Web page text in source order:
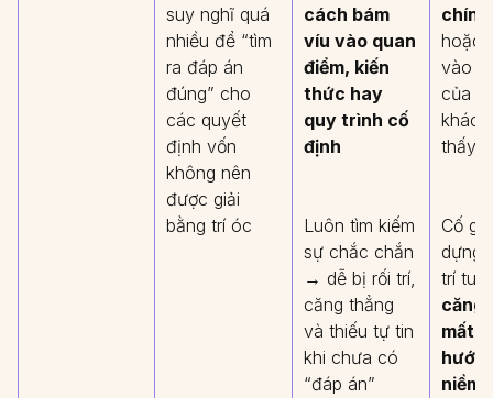
suy nghĩ quá
nhiều để “tìm
ra đáp án
đúng” cho
các quyết
định vốn
không nên
được giải
bằng trí óc
cách bám
víu vào quan
điểm, kiến
thức hay
quy trình cố
định
Luôn tìm kiếm
sự chắc chắn
→ dễ bị rối trí,
căng thẳng
và thiếu tự tin
khi chưa có
“đáp án”
hoặc
vào
của
khác
thấy
Cố
dựng
trí
căng
mất
niềm